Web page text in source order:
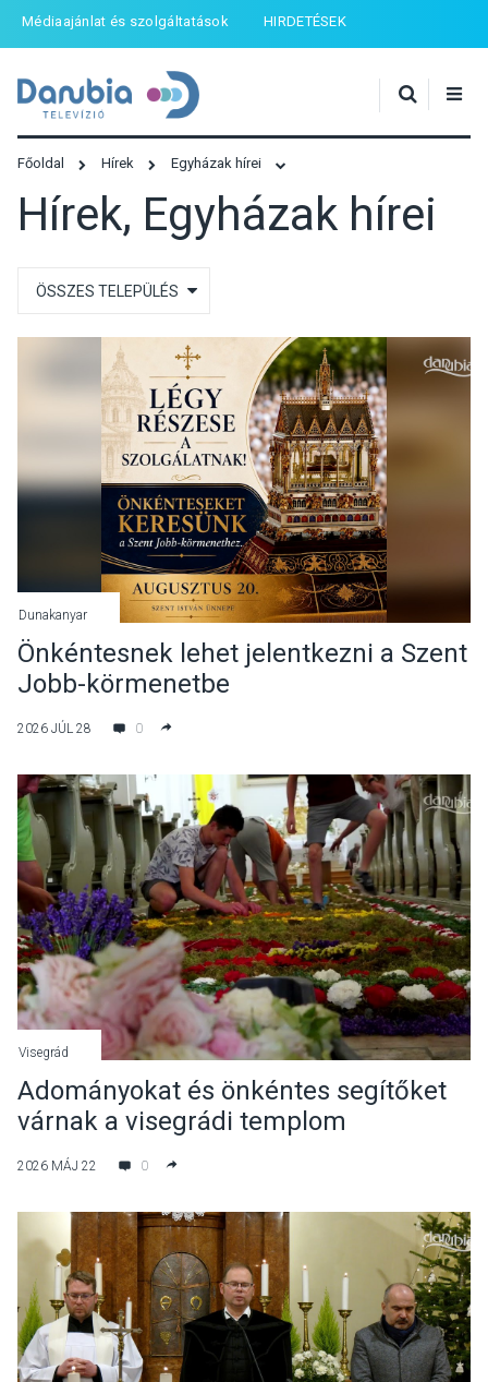
Médiaajánlat és szolgáltatások HIRDETÉSEK
Főoldal Hírek Egyházak hírei
Hírek, Egyházak hírei
Dunakanyar
Önkéntesnek lehet jelentkezni a Szent
Jobb-körmenetbe
2026 JÚL 28 0
Visegrád
Adományokat és önkéntes segítőket
várnak a visegrádi templom
virágszőnyegének elkészítéséhez
2026 MÁJ 22 0